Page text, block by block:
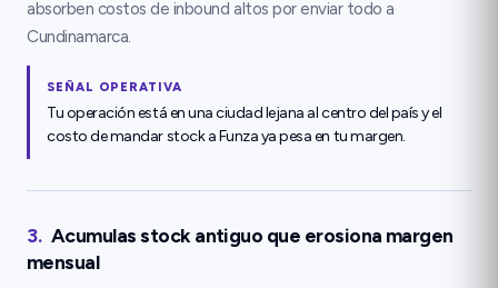
absorben costos de inbound altos por enviar todo a
Cundinamarca.
SEÑAL OPERATIVA
Tu operación está en una ciudad lejana al centro del país y el
costo de mandar stock a Funza ya pesa en tu margen.
3. Acumulas stock antiguo que erosiona margen
mensual